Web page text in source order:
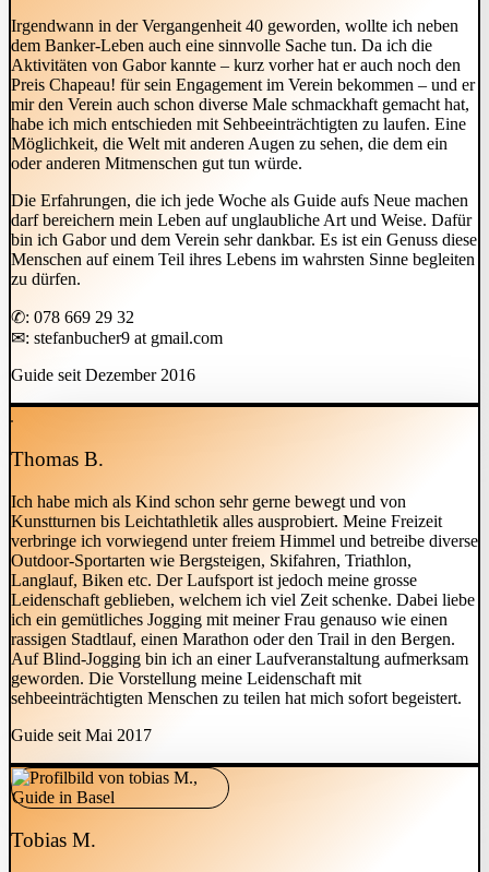
Irgendwann in der Vergangenheit 40 geworden, wollte ich neben
dem Banker-Leben auch eine sinnvolle Sache tun. Da ich die
Aktivitäten von Gabor kannte – kurz vorher hat er auch noch den
Preis Chapeau! für sein Engagement im Verein bekommen – und er
mir den Verein auch schon diverse Male schmackhaft gemacht hat,
habe ich mich entschieden mit Sehbeeinträchtigten zu laufen. Eine
Möglichkeit, die Welt mit anderen Augen zu sehen, die dem ein
oder anderen Mitmenschen gut tun würde.
Die Erfahrungen, die ich jede Woche als Guide aufs Neue machen
darf bereichern mein Leben auf unglaubliche Art und Weise. Dafür
bin ich Gabor und dem Verein sehr dankbar. Es ist ein Genuss diese
Menschen auf einem Teil ihres Lebens im wahrsten Sinne begleiten
zu dürfen.
✆: 078 669 29 32
✉: stefanbucher9 at gmail.com
Guide seit Dezember 2016
Thomas B.
Ich habe mich als Kind schon sehr gerne bewegt und von
Kunstturnen bis Leichtathletik alles ausprobiert. Meine Freizeit
verbringe ich vorwiegend unter freiem Himmel und betreibe diverse
Outdoor-Sportarten wie Bergsteigen, Skifahren, Triathlon,
Langlauf, Biken etc. Der Laufsport ist jedoch meine grosse
Leidenschaft geblieben, welchem ich viel Zeit schenke. Dabei liebe
ich ein gemütliches Jogging mit meiner Frau genauso wie einen
rassigen Stadtlauf, einen Marathon oder den Trail in den Bergen.
Auf Blind-Jogging bin ich an einer Laufveranstaltung aufmerksam
geworden. Die Vorstellung meine Leidenschaft mit
sehbeeinträchtigten Menschen zu teilen hat mich sofort begeistert.
Guide seit Mai 2017
Tobias M.